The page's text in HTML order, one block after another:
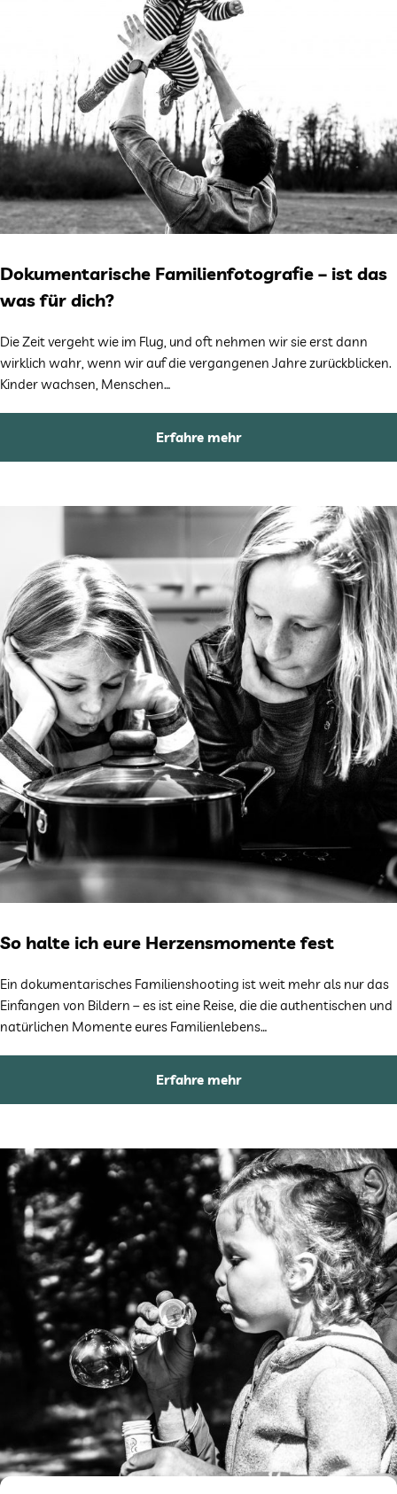
Dokumentarische Familienfotografie – ist das
was für dich?
Die Zeit vergeht wie im Flug, und oft nehmen wir sie erst dann
wirklich wahr, wenn wir auf die vergangenen Jahre zurückblicken.
Kinder wachsen, Menschen…
Erfahre mehr
So halte ich eure Herzensmomente fest
Ein dokumentarisches Familienshooting ist weit mehr als nur das
Einfangen von Bildern – es ist eine Reise, die die authentischen und
natürlichen Momente eures Familienlebens…
Erfahre mehr